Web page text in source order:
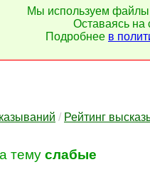
Мы используем файлы
Оставаясь на
Подробнее в
/ Рейтинг
тему слабые